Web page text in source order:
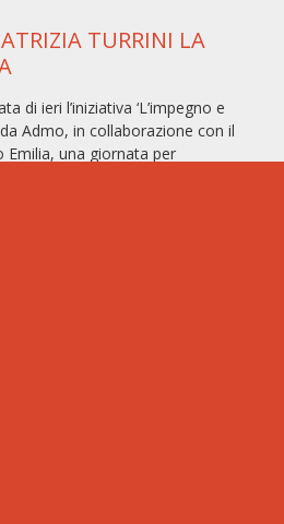
TURRINI LA
di ieri l’iniziativa ‘L’impegno e
da Admo, in collaborazione con il
Emilia, una giornata per